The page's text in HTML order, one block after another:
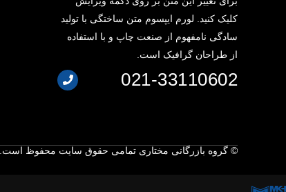
کلیک کنید. لورم ایپسوم متن ساختگی با تولید
سادگی نامفهوم از صنعت چاپ و با استفاده
از طراحان گرافیک است.
021-33110602
© گروه بازرگانی مختاری تمامی حقوق سایت محفوظ است.